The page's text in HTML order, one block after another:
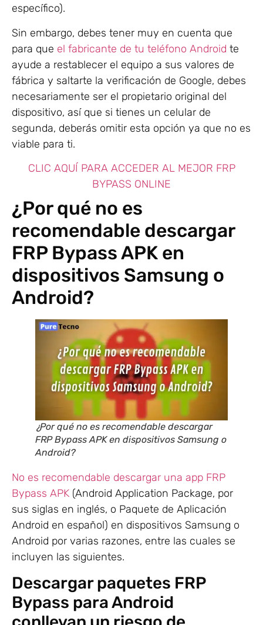
específico).
Sin embargo, debes tener muy en cuenta que
para que el fabricante de tu teléfono Android te
ayude a restablecer el equipo a sus valores de
fábrica y saltarte la verificación de Google, debes
necesariamente ser el propietario original del
dispositivo, así que si tienes un celular de
segunda, deberás omitir esta opción ya que no es
viable para ti.
CLIC AQUÍ PARA ACCEDER AL MEJOR FRP
BYPASS ONLINE
¿Por qué no es
recomendable descargar
FRP Bypass APK en
dispositivos Samsung o
Android?
¿Por qué no es recomendable descargar
FRP Bypass APK en dispositivos Samsung o
Android?
No es recomendable descargar una app FRP
Bypass APK (Android Application Package, por
sus siglas en inglés, o Paquete de Aplicación
Android en español) en dispositivos Samsung o
Android por varias razones, entre las cuales se
incluyen las siguientes.
Descargar paquetes FRP
Bypass para Android